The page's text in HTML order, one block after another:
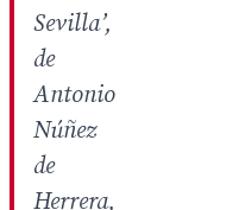
Sevilla’,
de
Antonio
Núñez
de
Herrera,